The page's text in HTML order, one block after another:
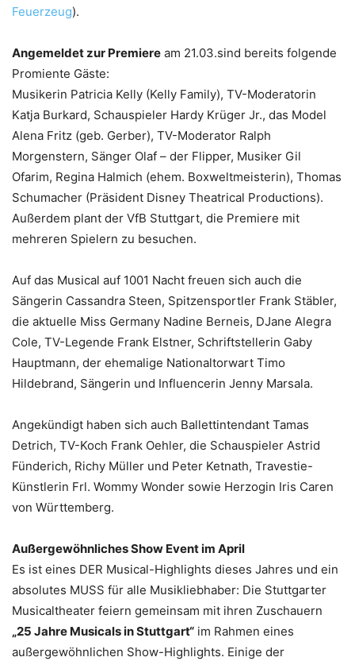
Feuerzeug).
Angemeldet zur Premiere am 21.03.sind bereits folgende
Promiente Gäste:
Musikerin Patricia Kelly (Kelly Family), TV-Moderatorin
Katja Burkard, Schauspieler Hardy Krüger Jr., das Model
Alena Fritz (geb. Gerber), TV-Moderator Ralph
Morgenstern, Sänger Olaf – der Flipper, Musiker Gil
Ofarim, Regina Halmich (ehem. Boxweltmeisterin), Thomas
Schumacher (Präsident Disney Theatrical Productions).
Außerdem plant der VfB Stuttgart, die Premiere mit
mehreren Spielern zu besuchen.
Auf das Musical auf 1001 Nacht freuen sich auch die
Sängerin Cassandra Steen, Spitzensportler Frank Stäbler,
die aktuelle Miss Germany Nadine Berneis, DJane Alegra
Cole, TV-Legende Frank Elstner, Schriftstellerin Gaby
Hauptmann, der ehemalige Nationaltorwart Timo
Hildebrand, Sängerin und Influencerin Jenny Marsala.
Angekündigt haben sich auch Ballettintendant Tamas
Detrich, TV-Koch Frank Oehler, die Schauspieler Astrid
Fünderich, Richy Müller und Peter Ketnath, Travestie-
Künstlerin Frl. Wommy Wonder sowie Herzogin Iris Caren
von Württemberg.
Außergewöhnliches Show Event im April
Es ist eines DER Musical-Highlights dieses Jahres und ein
absolutes MUSS für alle Musikliebhaber: Die Stuttgarter
Musicaltheater feiern gemeinsam mit ihren Zuschauern
„25 Jahre Musicals in Stuttgart“ im Rahmen eines
außergewöhnlichen Show-Highlights. Einige der